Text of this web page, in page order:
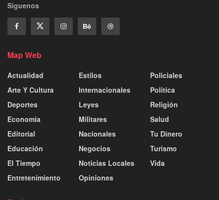
Siguenos
Map Web
Actualidad
Arte Y Cultura
Deportes
Economía
Editorial
Educación
El Tiempo
Entretenimiento
Estilos
Internacionales
Leyes
Militares
Nacionales
Negocios
Noticias Locales
Opiniones
Policiales
Politica
Religión
Salud
Tu Dinero
Turismo
Vida